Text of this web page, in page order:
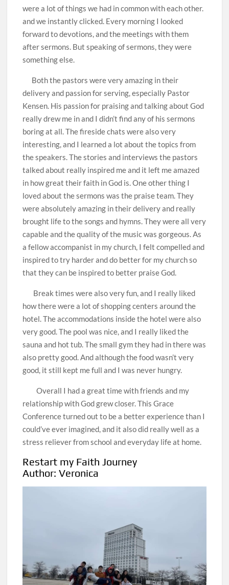
were a lot of things we had in common with each other.
and we instantly clicked. Every morning I looked
forward to devotions, and the meetings with them
after sermons. But speaking of sermons, they were
something else.
Both the pastors were very amazing in their
delivery and passion for serving, especially Pastor
Kensen. His passion for praising and talking about God
really drew me in and I didn’t find any of his sermons
boring at all. The fireside chats were also very
interesting, and I learned a lot about the topics from
the speakers. The stories and interviews the pastors
talked about really inspired me and it left me amazed
in how great their faith in God is. One other thing I
loved about the sermons was the praise team. They
were absolutely amazing in their delivery and really
brought life to the songs and hymns. They were all very
capable and the quality of the music was gorgeous. As
a fellow accompanist in my church, I felt compelled and
inspired to try harder and do better for my church so
that they can be inspired to better praise God.
Break times were also very fun, and I really liked
how there were a lot of shopping centers around the
hotel. The accommodations inside the hotel were also
very good. The pool was nice, and I really liked the
sauna and hot tub. The small gym they had in there was
also pretty good. And although the food wasn’t very
good, it still kept me full and I was never hungry.
Overall I had a great time with friends and my
relationship with God grew closer. This Grace
Conference turned out to be a better experience than I
could’ve ever imagined, and it also did really well as a
stress reliever from school and everyday life at home.
Restart my Faith Journey
Author: Veronica